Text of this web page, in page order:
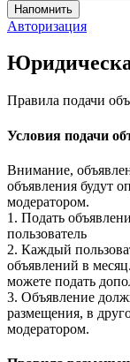
Авторизация
Правила подачи
Условия подачи
Внимание,
объявления будут
модератором.
1. Подать
пользователь
2. Каждый
объявлений в
можете подать
3. Объявление
размещения, в
модератором.